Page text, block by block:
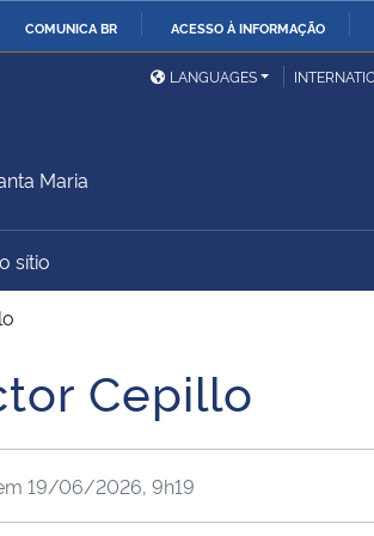
COMUNICA BR ACESSO À INFORMAÇÃO
Ministério das Relações
Exteriores
União Banco Central do Brasil
LANGUAGES
Maria
sítio
Cepillo
19/06/2026, 9h19